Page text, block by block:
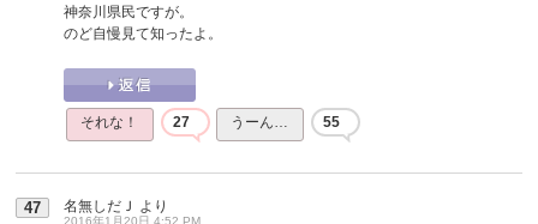
神奈川県民ですが。
のど自慢見て知ったよ。
それな！ 27 うーん… 55
47 名無しだＪ より
2016年1月20日 4:52 PM